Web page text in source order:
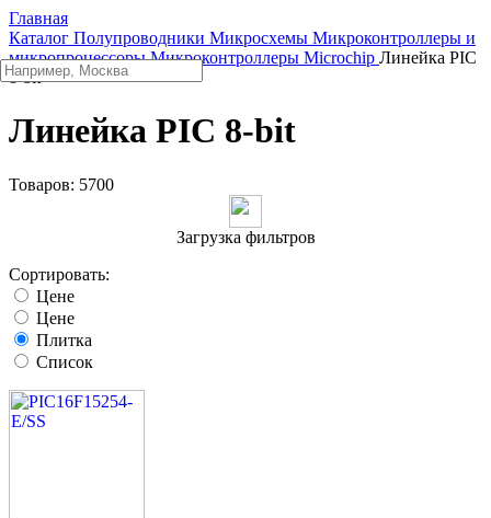
Главная
Каталог Полупроводники Микросхемы Микроконтроллеры и
микропроцессоры Микроконтроллеры Microchip Линейка PIC
8-bit
Линейка PIC 8-bit
Товаров: 5700
Загрузка фильтров
Сортировать:
Цене
Цене
Плитка
Список